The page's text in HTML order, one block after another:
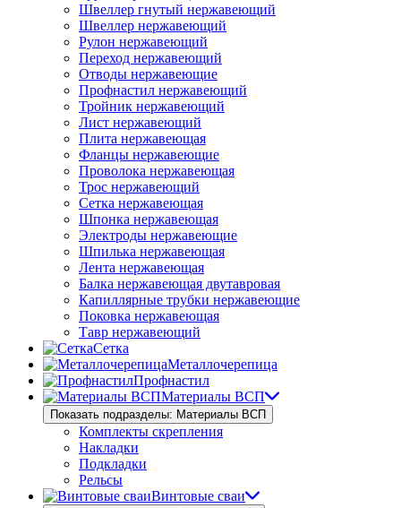
Швеллер гнутый нержавеющий
Швеллер нержавеющий
Рулон нержавеющий
Переход нержавеющий
Отводы нержавеющие
Профнастил нержавеющий
Тройник нержавеющий
Лист нержавеющий
Плита нержавеющая
Фланцы нержавеющие
Проволока нержавеющая
Трос нержавеющий
Сетка нержавеющая
Шпонка нержавеющая
Электроды нержавеющие
Шпилька нержавеющая
Лента нержавеющая
Балка нержавеющая двутавровая
Капиллярные трубки нержавеющие
Поковка нержавеющая
Тавр нержавеющий
Сетка
Металлочерепица
Профнастил
Материалы ВСП
Показать подразделы: Материалы ВСП
Комплекты скрепления
Накладки
Подкладки
Рельсы
Винтовые сваи